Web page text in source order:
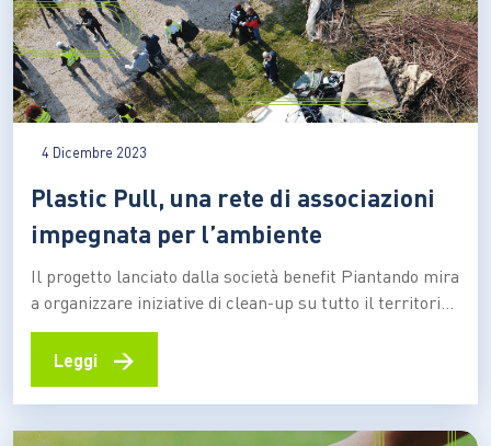
4 Dicembre 2023
Plastic Pull, una rete di associazioni
impegnata per l’ambiente
Il progetto lanciato dalla società benefit Piantando mira
a organizzare iniziative di clean-up su tutto il territorio
nazionale, certificando chilo per chilo i materiali di
scarto recuperati. Il responsabile commerciale Fabio
numeri, arrivando a 200 tonnellate di raccolta”
“Chiuderemo il 2023…
Leggi →